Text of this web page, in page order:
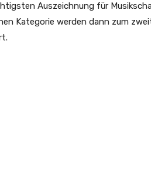
Auszeichnung für
Kategorie werden dann zum